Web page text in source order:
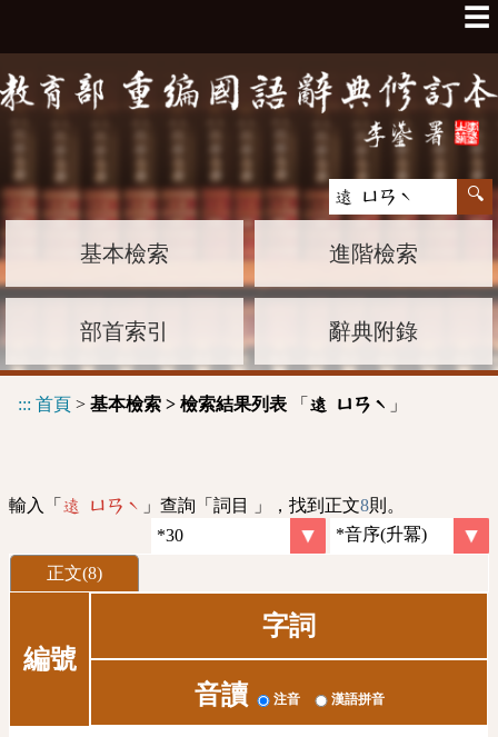
☰
基本檢索 進階檢索
部首索引 辭典附錄
::: 首頁 > 基本檢索 > 檢索結果列表 「 遠 ㄩㄢˋ 」
輸入「 遠 ㄩㄢˋ 」查詢「詞目 」，找到正文8則。
正文(8)
編號
字詞
音讀 注音 漢語拼音